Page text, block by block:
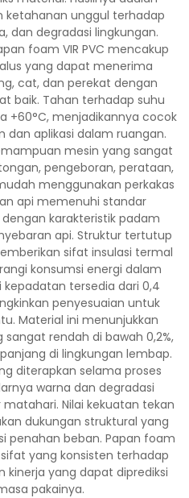
ketahanan unggul terhadap
dan degradasi lingkungan.
foam VIR PVC mencakup
yang dapat menerima
cat, dan perekat dengan
baik. Tahan terhadap suhu
+60°C, menjadikannya cocok
dan aplikasi dalam ruangan.
mesin yang sangat
pengeboran, perataan,
menggunakan perkakas
api memenuhi standar
karakteristik padam
api. Struktur tertutup
sifat insulasi termal
konsumsi energi dalam
kepadatan tersedia dari 0,4
penyesuaian untuk
Material ini menunjukkan
rendah di bawah 0,2%,
di lingkungan lembap.
diterapkan selama proses
warna dan degradasi
Nilai kekuatan tekan
dukungan struktural yang
penahan beban. Papan foam
yang konsisten terhadap
kinerja yang dapat diprediksi
pakainya.